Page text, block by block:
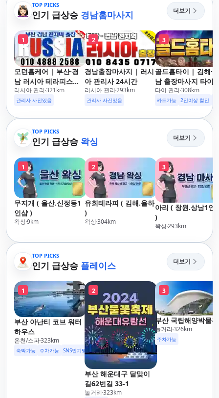
TOP PICKS
인기 급상승 경남홈마사지 더보기
1
모던홈케어 | 부산·경
남 러시아 테라피스트
방문 마사지
러시아 관리 321km
관리사 사진있음
2
경남출장마사지 | 러시
아 관리사 24시간
러시아 관리 293km
관리사 사진있음
3
골드홈타이 | 김해·경
남 출장마사지 타이·
로마·스웨디시
타이 관리 308km
카드가능 2인이상 할인
TOP PICKS
인기 급상승 왁싱 더보기
1
무지개 ( 울산.신정동1
인샵 )
왁싱9km
2
유희테라피 ( 김해.율하
)
왁싱304km
3
아리 ( 창원.상남1인
)
왁싱293km
TOP PICKS
인기 급상승 플레이스 더보기
1
부산 아난티 코브 워터
하우스
온천/스파323km
숙박가능 주차가능 SNS인기명소
2
부산 해운대구 달맞이
길62번길 33-1
놀거리 323km
3
부산 국립해양박물관
놀거리 326km
주차가능